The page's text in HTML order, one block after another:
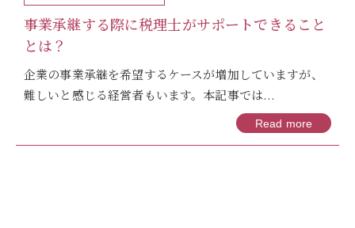
事業承継する際に税理士がサポートできること
とは？
企業の事業承継を希望するケースが増加していますが、
難しいと感じる経営者もいます。本記事では...
Read more